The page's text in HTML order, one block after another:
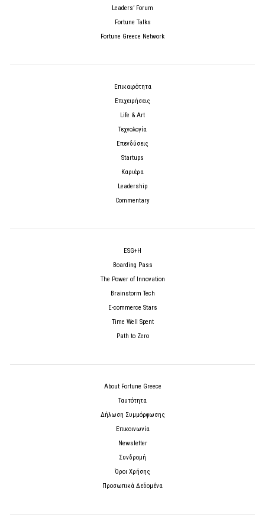
Leaders’ Forum
Fortune Talks
Fortune Greece Network
Επικαιρότητα
Επιχειρήσεις
Life & Art
Τεχνολογία
Επενδύσεις
Startups
Καριέρα
Leadership
Commentary
ESG+H
Boarding Pass
The Power of Innovation
Brainstorm Tech
E-commerce Stars
Time Well Spent
Path to Zero
About Fortune Greece
Ταυτότητα
Δήλωση Συμμόρφωσης
Επικοινωνία
Newsletter
Συνδρομή
Όροι Χρήσης
Προσωπικά Δεδομένα